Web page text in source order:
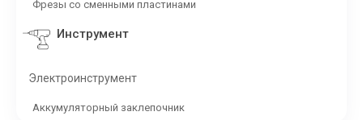
Фрезы со сменными пластинами
Инструмент
Электроинструмент
Аккумуляторный заклепочник